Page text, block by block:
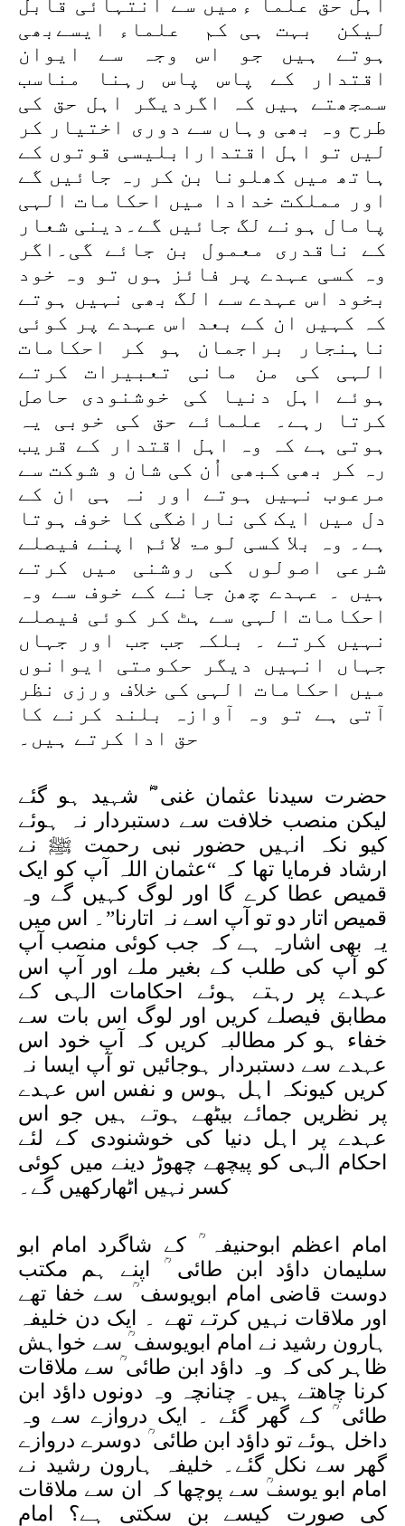
اہل حق علما ءمیں سے انتہائی قابل
لیکن بہت ہی کم علماء ایسےبھی
ہوتے ہیں جو اس وجہ سے ایوان
اقتدار کے پاس پاس رہنا مناسب
سمجھتے ہیں کہ اگردیگر اہل حق کی
طرح وہ بھی وہاں سے دوری اختیار کر
لیں تو اہل اقتدارابلیسی قوتوں کے
ہاتھ میں کھلونا بن کر رہ جائیں گے
اور مملکت خدادا میں احکامات الہی
پامال ہونے لگ جائیں گے۔دینی شعار
کے ناقدری معمول بن جائے گی۔اگر
وہ کسی عہدے پر فائز ہوں تو وہ خود
بخود اس عہدے سے الگ بھی نہیں ہوتے
کہ کہیں ان کے بعد اس عہدے پر کوئی
ناہنجار براجمان ہو کر احکامات
الہی کی من مانی تعبیرات کرتے
ہوئے اہل دنیا کی خوشنودی حاصل
کرتا رہے۔ علمائے حق کی خوبی یہ
ہوتی ہے کہ وہ اہل اقتدار کے قریب
رہ کر بھی کبھی اُن کی شان و شوکت سے
مرعوب نہیں ہوتے اور نہ ہی ان کے
دل میں ایک کی ناراضگی کا خوف ہوتا
ہے۔ وہ بلا کسی لومۃ لائم اپنے فیصلے
شرعی اصولوں کی روشنی میں کرتے
ہیں ۔ عہدے چھن جانے کے خوف سے وہ
احکامات الہی سے ہٹ کر کوئی فیصلے
نہیں کرتے ۔ بلکہ جب جب اور جہاں
جہاں انہیں دیگر حکومتی ایوانوں
میں احکامات الہی کی خلاف ورزی نظر
آتی ہے تو وہ آوازہ بلند کرنے کا
حق ادا کرتے ہیں۔
حضرت سیدنا عثمان غنی ؓ شہید ہو گئے
لیکن منصب خلافت سے دستبردار نہ ہوئے
کیو نکہ انہیں حضور نبی رحمت ﷺ نے
ارشاد فرمایا تھا کہ “عثمان اللہ آپ کو ایک
قمیص عطا کرے گا اور لوگ کہیں گے وہ
قمیص اتار دو تو آپ اسے نہ اتارنا”۔ اس میں
یہ بھی اشارہ ہے کہ جب کوئی منصب آپ
کو آپ کی طلب کے بغیر ملے اور آپ اس
عہدے پر رہتے ہوئے احکامات الہی کے
مطابق فیصلے کریں اور لوگ اس بات سے
خفاء ہو کر مطالبہ کریں کہ آپ خود اس
عہدے سے دستبردار ہوجائیں تو آپ ایسا نہ
کریں کیونکہ اہل ہوس و نفس اس عہدے
پر نظریں جمائے بیٹھے ہوتے ہیں جو اس
عہدے پر اہل دنیا کی خوشنودی کے لئے
احکام الہی کو پیچھے چھوڑ دینے میں کوئی
کسر نہیں اٹھارکھیں گے۔
امام اعظم ابوحنیفہ ؒ کے شاگرد امام ابو
سلیمان داؤد ابن طائی ؒ اپنے ہم مکتب
دوست قاضی امام ابویوسف ؒ سے خفا تھے
اور ملاقات نہیں کرتے تھے ۔ ایک دن خلیفہ
ہارون رشید نے امام ابویوسف ؒ سے خواہش
ظاہر کی کہ وہ داؤد ابن طائی ؒ سے ملاقات
کرنا چاھتے ہیں۔ چنانچہ وہ دونوں داؤد ابن
طائی ؒ کے گھر گئے ۔ ایک دروازے سے وہ
داخل ہوئے تو داؤد ابن طائی ؒ دوسرے دروازے
گھر سے نکل گئے۔ خلیفہ ہارون رشید نے
امام ابو یوسفؒ سے پوچھا کہ ان سے ملاقات
کی صورت کیسے بن سکتی ہے؟ امام